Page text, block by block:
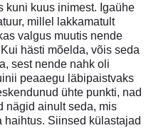
kuni kuus inimest. Igaühe
millel lakkamatult
valgus muutis nende
hästi mõelda, võis seda
sest nende nahk oli
peaaegu läbipaistvaks
ühte punkti, nad
nägid ainult seda, mis
Siinsed külastajad